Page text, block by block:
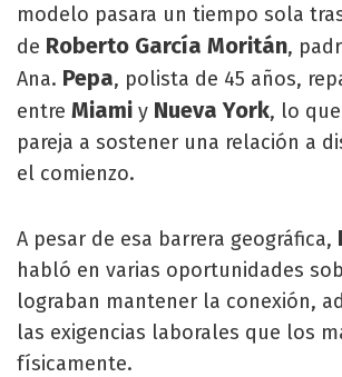
modelo pasara un tiempo sola
de Roberto García Moritán,
Ana. Pepa, polista de 45 años,
entre Miami y Nueva York, lo
pareja a sostener una relación a
el comienzo.
A pesar de esa barrera geográfica,
habló en varias oportunidades
lograban mantener la conexión,
las exigencias laborales que los
físicamente.